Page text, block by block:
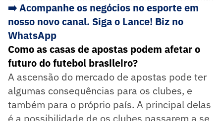
➡️ Acompanhe os negócios no esporte em
nosso novo canal. Siga o Lance! Biz no
WhatsApp
Como as casas de apostas podem afetar o
futuro do futebol brasileiro?
A ascensão do mercado de apostas pode ter
algumas consequências para os clubes, e
também para o próprio país. A principal delas
é a possibilidade de os clubes passarem a se